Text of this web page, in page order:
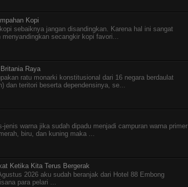
Kopi
sebaiknya jangan disandingkan. Karena hal ini sangat
menyandingkan secangkir kopi favori...
Raya
ratu monarki konstitusional dari 16 negara berdaulat
dan teritori beserta dependensinya, se...
jenis warna jika sudah dipadu menjadi campuran warna primer
biru, dan kuning maka ...
Ketika Kita Terus Bergerak
2026 aku sudah beranjak dari Hotel 88 Embong
para pelari ...